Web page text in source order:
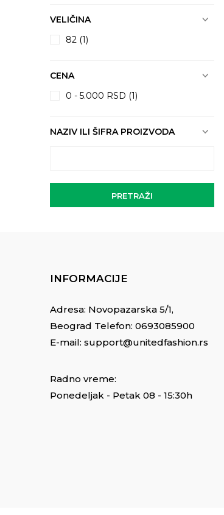
VELIČINA
82 (1)
CENA
0 - 5.000 RSD (1)
NAZIV ILI ŠIFRA PROIZVODA
PRETRAŽI
INFORMACIJE
Adresa: Novopazarska 5/1,
Beograd Telefon: 0693085900
E-mail: support@unitedfashion.rs
Radno vreme:
Ponedeljak - Petak 08 - 15:30h